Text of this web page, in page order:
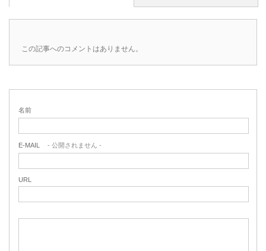
この記事へのコメントはありません。
名前
E-MAIL - 公開されません -
URL